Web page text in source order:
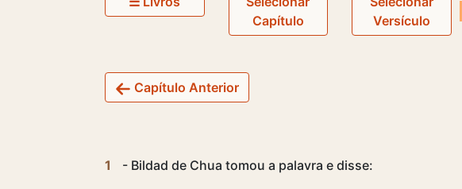
Capítulo
Versículo
Capítulo Anterior
1 - Bildad de Chua tomou a palavra e disse: